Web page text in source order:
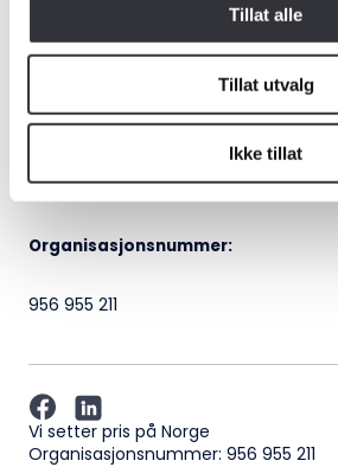
Tillat alle
Tillat utvalg
Ikke tillat
22 08 76 00
Postadresse:
Pb. 1516 Vika, 0117 OSLO
Postadresse
Norsk takst
0117 OSLO
Organisasjonsnummer:
956 955 211
Vi setter pris på Norge
Organisasjonsnummer: 956 955 211